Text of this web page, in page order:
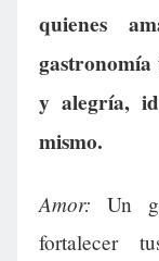
quienes
y alegría,
mismo.
Amor: Un
fortalecer